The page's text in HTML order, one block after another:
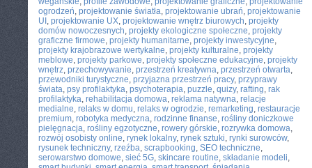
ogrodzeń, projektowanie światła, projektowanie ubrań, projektowanie
UI , projektowanie UX, projektowanie wnętrz biurowych, projekty
domów nowoczesnych, projekty ekologiczne społeczne, projekty
graficzne firmowe, projekty humanitarne, projekty inwestycyjne,
projekty krajobrazowe wertykalne, projekty kulturalne, projekty
meblowe, projekty parkowe, projekty społeczne edukacyjne, projekty
wnętrz, przechowywanie, przestrzeń kreatywna, przestrzeń otwarta,
przewodniki turystyczne, przyjazna przestrzeń pracy, przyprawy
świata, psy profilaktyka, psychoterapia, puzzle, quizy, rafting, rak
profilaktyka, rehabilitacja domowa, reklama natywna, relacje
medialne, relaks w domu, relaks w ogrodzie, remarketing, restauracje
premium, robotyka medyczna, rodzinne finanse, rośliny doniczkowe
pielęgnacja, rośliny egzotyczne, rowery górskie, rozrywka domowa,
rozwój osobisty online, rynek lokalny, rynek sztuki, rynki surowców,
rysunek techniczny, rzeźba, scrapbooking, SEO techniczne,
serowarstwo domowe, sieć 5G, skincare routine, składanie modeli,